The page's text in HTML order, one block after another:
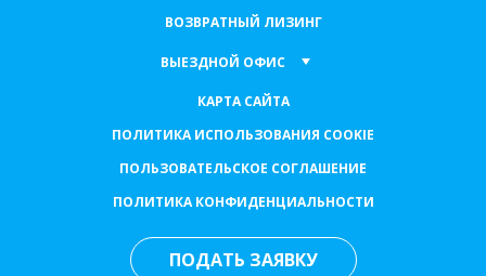
ВОЗВРАТНЫЙ ЛИЗИНГ
ВЫЕЗДНОЙ ОФИС
КАРТА САЙТА
ПОЛИТИКА ИСПОЛЬЗОВАНИЯ COOKIE
ПОЛЬЗОВАТЕЛЬСКОЕ СОГЛАШЕНИЕ
ПОЛИТИКА КОНФИДЕНЦИАЛЬНОСТИ
ПОДАТЬ ЗАЯВКУ